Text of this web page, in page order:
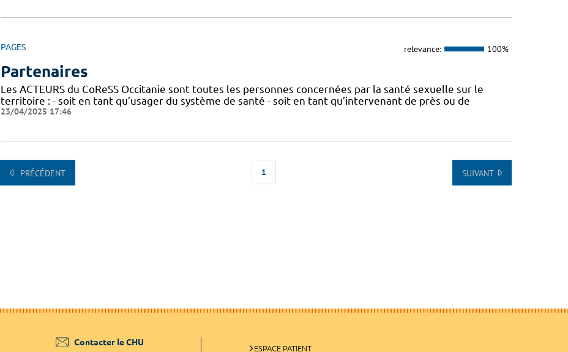
PAGES relevance: 100%
Partenaires
Les ACTEURS du CoReSS Occitanie sont toutes les personnes concernées par la santé sexuelle sur le
territoire : - soit en tant qu’usager du système de santé - soit en tant qu’intervenant de près ou de
23/04/2025 17:46
PRÉCÉDENT 1 SUIVANT
Contacter le CHU
ESPACE PATIENT